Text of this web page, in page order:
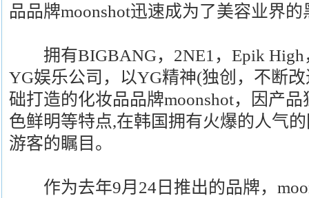
品品牌moonshot迅速成为了美容业界的
拥有BIGBANG，2NE1，Epik High
YG娱乐公司，以YG精神(独创，不断
础打造的化妆品品牌moonshot，因产
色鲜明等特点,在韩国拥有火爆的人气
游客的瞩目。
作为去年9月24日推出的品牌，